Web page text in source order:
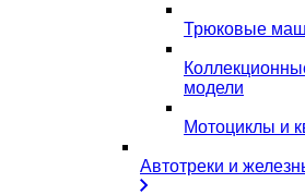
Трюковые
модели
Мотоциклы и
Автотреки и